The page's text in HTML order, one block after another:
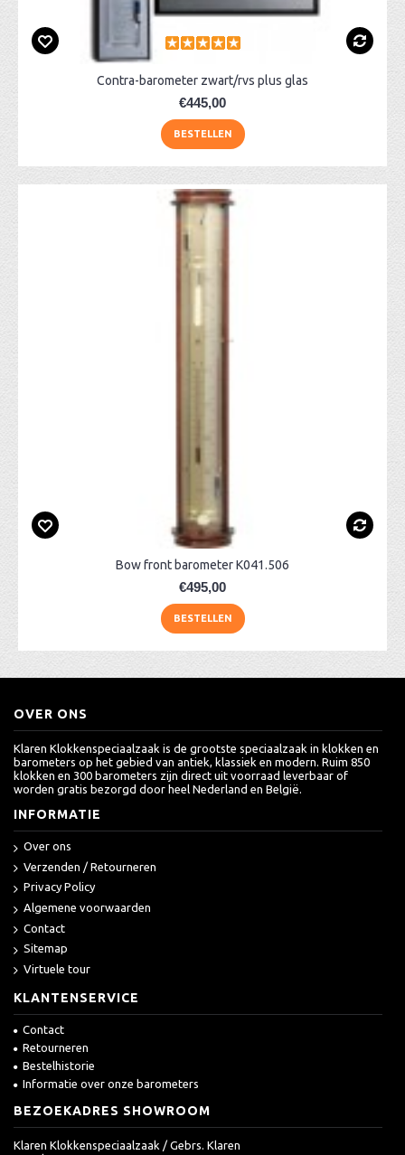
Contra-barometer zwart/rvs plus glas
€445,00
BESTELLEN
Bow front barometer K041.506
€495,00
BESTELLEN
OVER ONS
Klaren Klokkenspeciaalzaak is de grootste speciaalzaak in klokken en
barometers op het gebied van antiek, klassiek en modern. Ruim 850
klokken en 300 barometers zijn direct uit voorraad leverbaar of
worden gratis bezorgd door heel Nederland en België.
INFORMATIE
Over ons
Verzenden / Retourneren
Privacy Policy
Algemene voorwaarden
Contact
Sitemap
Virtuele tour
KLANTENSERVICE
Contact
Retourneren
Bestelhistorie
Informatie over onze barometers
BEZOEKADRES SHOWROOM
Klaren Klokkenspeciaalzaak / Gebrs. Klaren